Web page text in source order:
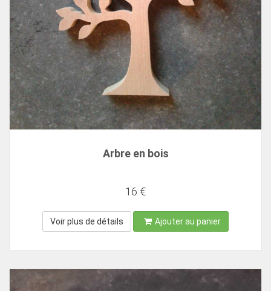
Arbre en bois
16 €
Voir plus de détails Ajouter au panier